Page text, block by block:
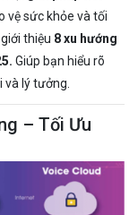
vệ sức khỏe và tối
thiệu 8 xu hướng
Giúp bạn hiểu rõ
và lý tưởng.
– Tối Ưu